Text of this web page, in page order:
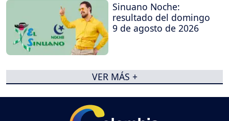
Sinuano Noche:
resultado del domingo
9 de agosto de 2026
VER MÁS +